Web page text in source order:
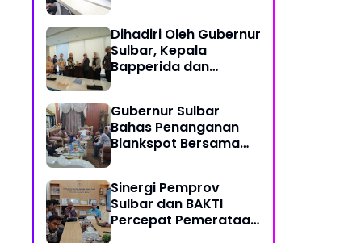
Dihadiri Oleh Gubernur
Sulbar, Kepala
Bapperida dan
Titik Akses Internet
Gubernur Sulbar
Bahas Penanganan
Blankspot Bersama
Sinergi Pemprov
Sulbar dan BAKTI
Percepat Pemerataan